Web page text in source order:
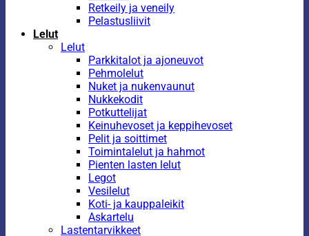
Retkeily ja veneily
Pelastusliivit
Lelut
Lelut
Parkkitalot ja ajoneuvot
Pehmolelut
Nuket ja nukenvaunut
Nukkekodit
Potkuttelijat
Keinuhevoset ja keppihevoset
Pelit ja soittimet
Toimintalelut ja hahmot
Pienten lasten lelut
Legot
Vesilelut
Koti- ja kauppaleikit
Askartelu
Lastentarvikkeet